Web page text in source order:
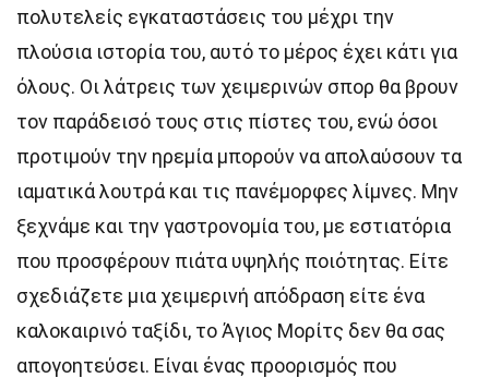
πολυτελείς εγκαταστάσεις του μέχρι την
πλούσια ιστορία του, αυτό το μέρος έχει κάτι για
όλους. Οι λάτρεις των χειμερινών σπορ θα βρουν
τον παράδεισό τους στις πίστες του, ενώ όσοι
προτιμούν την ηρεμία μπορούν να απολαύσουν τα
ιαματικά λουτρά και τις πανέμορφες λίμνες. Μην
ξεχνάμε και την γαστρονομία του, με εστιατόρια
που προσφέρουν πιάτα υψηλής ποιότητας. Είτε
σχεδιάζετε μια χειμερινή απόδραση είτε ένα
καλοκαιρινό ταξίδι, το Άγιος Μορίτς δεν θα σας
απογοητεύσει. Είναι ένας προορισμός που